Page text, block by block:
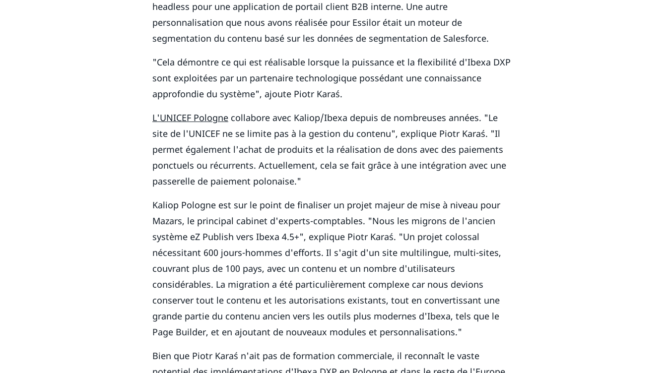
headless pour une application de portail client B2B interne. Une autre
personnalisation que nous avons réalisée pour Essilor était un moteur de
segmentation du contenu basé sur les données de segmentation de Salesforce.
"Cela démontre ce qui est réalisable lorsque la puissance et la flexibilité d'Ibexa DXP
sont exploitées par un partenaire technologique possédant une connaissance
approfondie du système", ajoute Piotr Karaś.
L'UNICEF Pologne collabore avec Kaliop/Ibexa depuis de nombreuses années. "Le
site de l'UNICEF ne se limite pas à la gestion du contenu", explique Piotr Karaś. "Il
permet également l'achat de produits et la réalisation de dons avec des paiements
ponctuels ou récurrents. Actuellement, cela se fait grâce à une intégration avec une
passerelle de paiement polonaise."
Kaliop Pologne est sur le point de finaliser un projet majeur de mise à niveau pour
Mazars, le principal cabinet d'experts-comptables. "Nous les migrons de l'ancien
système eZ Publish vers Ibexa 4.5+", explique Piotr Karaś. "Un projet colossal
nécessitant 600 jours-hommes d'efforts. Il s'agit d'un site multilingue, multi-sites,
couvrant plus de 100 pays, avec un contenu et un nombre d'utilisateurs
considérables. La migration a été particulièrement complexe car nous devions
conserver tout le contenu et les autorisations existants, tout en convertissant une
grande partie du contenu ancien vers les outils plus modernes d'Ibexa, tels que le
Page Builder, et en ajoutant de nouveaux modules et personnalisations."
Bien que Piotr Karaś n'ait pas de formation commerciale, il reconnaît le vaste